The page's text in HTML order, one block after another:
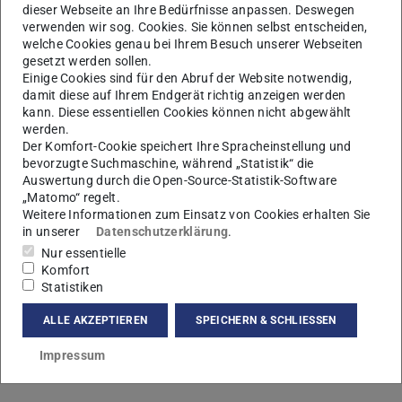
Kontakt
dieser Webseite an Ihre Bedürfnisse anpassen. Deswegen
verwenden wir sog. Cookies. Sie können selbst entscheiden,
welche Cookies genau bei Ihrem Besuch unserer Webseiten
gesetzt werden sollen.
Einige Cookies sind für den Abruf der Website notwendig,
damit diese auf Ihrem Endgerät richtig anzeigen werden
kann. Diese essentiellen Cookies können nicht abgewählt
werden.
Der Komfort-Cookie speichert Ihre Spracheinstellung und
bevorzugte Suchmaschine, während „Statistik“ die
Auswertung durch die Open-Source-Statistik-Software
„Matomo“ regelt.
Weitere Informationen zum Einsatz von Cookies erhalten Sie
in unserer
Datenschutzerklärung.
Nur essentielle
Komfort
Statistiken
ALLE AKZEPTIEREN SPEICHERN & SCHLIESSEN
Impressum